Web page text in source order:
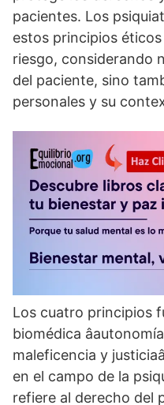
pacientes. Los
estos principios
riesgo, considerando
del paciente, sino
personales y su
Los cuatro principios
biomédica
maleficencia y
en el campo de la
refiere al derecho del